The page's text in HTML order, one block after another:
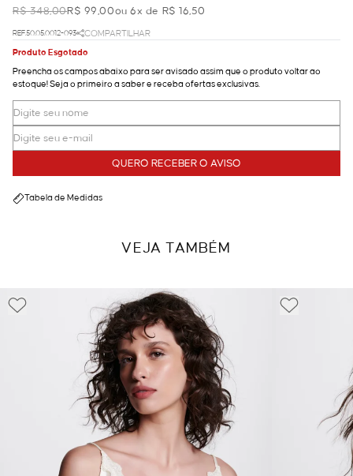
R$ 348,00R$ 99,00ou 6x de R$ 16,50
REF.50.05.0012-093
COMPARTILHAR
Produto Esgotado
Preencha os campos abaixo para ser avisado assim que o produto voltar ao
estoque! Seja o primeiro a saber e receba ofertas exclusivas.
QUERO RECEBER O AVISO
Tabela de Medidas
VEJA TAMBÉM